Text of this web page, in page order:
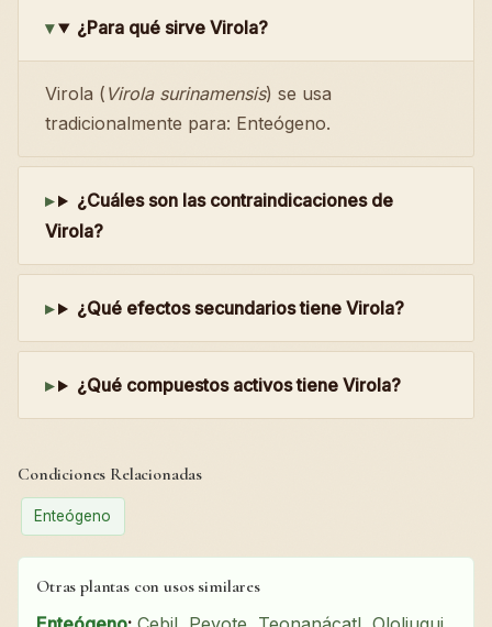
¿Para qué sirve Virola?
Virola ( Virola surinamensis) se usa
tradicionalmente para: Enteógeno.
¿Cuáles son las contraindicaciones de
Virola?
¿Qué efectos secundarios tiene Virola?
¿Qué compuestos activos tiene Virola?
Condiciones Relacionadas
Enteógeno
Otras plantas con usos similares